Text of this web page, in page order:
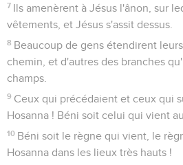
7 Ils amenèrent à Jésus l'ânon, sur
vêtements, et Jésus s'assit dessus.
8 Beaucoup de gens étendirent
chemin, et d'autres des branches
champs.
9 Ceux qui précédaient et ceux qui
Hosanna ! Béni soit celui qui vient
10 Béni soit le règne qui vient, le
Hosanna dans les lieux très hauts !